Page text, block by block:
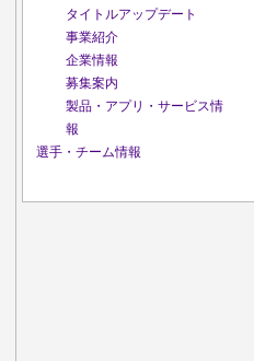
タイトルアップデート
事業紹介
企業情報
募集案内
製品・アプリ・サービス情
報
選手・チーム情報